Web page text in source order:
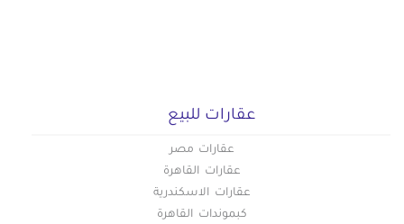
عقارات للبيع
عقارات مصر
عقارات القاهرة
عقارات الاسكندرية
كبموندات القاهرة